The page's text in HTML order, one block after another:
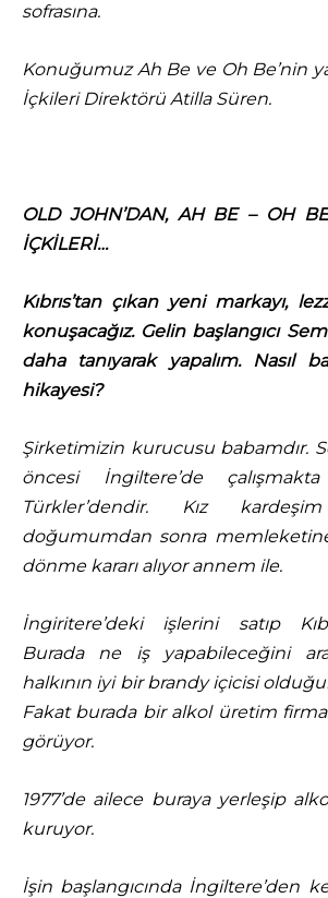
sofrasına.
Konuğumuz Ah Be ve Oh Be’nin
İçkileri Direktörü Atilla Süren.
OLD JOHN’DAN, AH BE – OH BE
İÇKİLERİ…
Kıbrıs’tan çıkan yeni markayı,
konuşacağız. Gelin başlangıcı
daha tanıyarak yapalım. Nasıl
hikayesi?
Şirketimizin kurucusu babamdır.
öncesi İngiltere’de
Türkler’dendir. Kız
doğumumdan sonra memleketine,
dönme kararı alıyor annem ile.
İngiritere’deki işlerini satıp
Burada ne iş yapabileceğini
halkının iyi bir brandy içicisi
Fakat burada bir alkol üretim
görüyor.
1977’de ailece buraya yerleşip
kuruyor.
İşin başlangıcında İngiltere’den